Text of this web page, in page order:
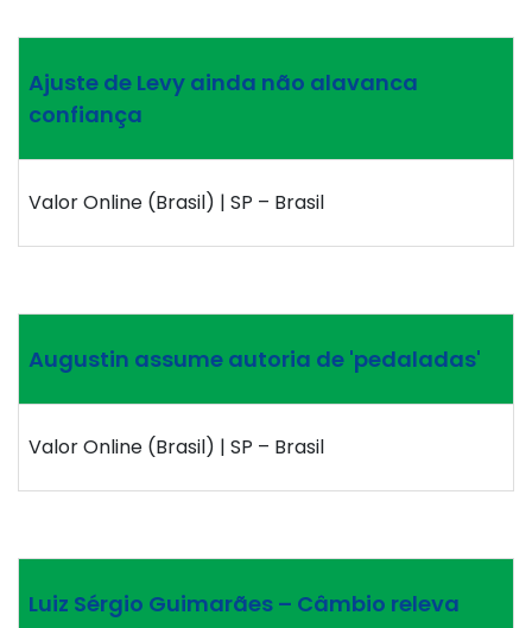
Ajuste de Levy ainda não alavanca
confiança
Valor Online (Brasil) | SP – Brasil
Augustin assume autoria de 'pedaladas'
Valor Online (Brasil) | SP – Brasil
Luiz Sérgio Guimarães – Câmbio releva